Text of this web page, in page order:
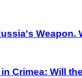
Weapon.
Crimea: Will